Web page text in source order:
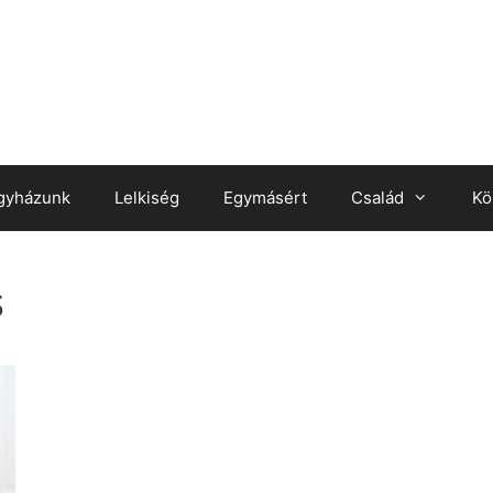
Lelkiség Egymásért Család